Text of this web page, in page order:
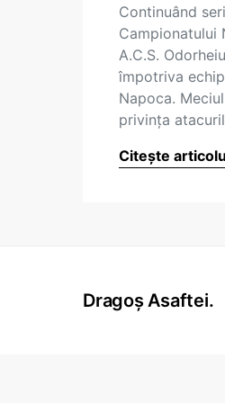
Continuând
Campionatului
A.C.S.
împotriva
Napoca.
privinţa
Citește
Dragoș Asaftei.